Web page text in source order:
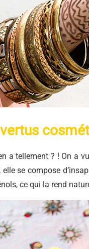
a tellement ? ! On a
se compose
ce qui la rend